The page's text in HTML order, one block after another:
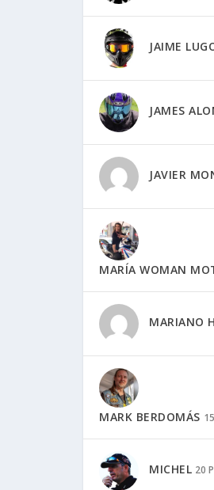
JAIME
JAMES
JAVIER
MARÍA WOMAN
MARIANO
MARK BERDOMÁS
MICHEL 20